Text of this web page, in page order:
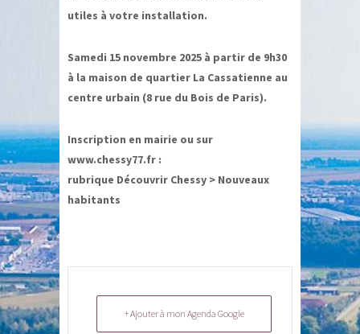
utiles à votre installation.
Samedi 15 novembre 2025 à partir de 9h30
à la maison de quartier La Cassatienne au
centre urbain (8 rue du Bois de Paris).
Inscription en mairie ou sur
www.chessy77.fr :
rubrique Découvrir Chessy > Nouveaux
habitants
+ Ajouter à mon Agenda Google